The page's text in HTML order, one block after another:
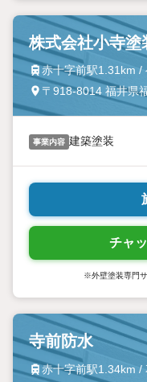
株式会社小寺塗
赤十字前駅1.31km /
〒918-8014 福井県
事業内容 建築塗装
チャ
※外壁塗装専門サ
寺前防水
赤十字前駅1.34km /